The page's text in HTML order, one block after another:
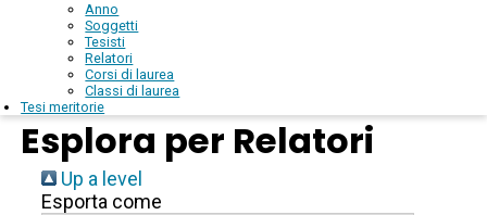
Anno
Soggetti
Tesisti
Relatori
Corsi di laurea
Classi di laurea
Tesi meritorie
Esplora per Relatori
Up a level
Esporta come